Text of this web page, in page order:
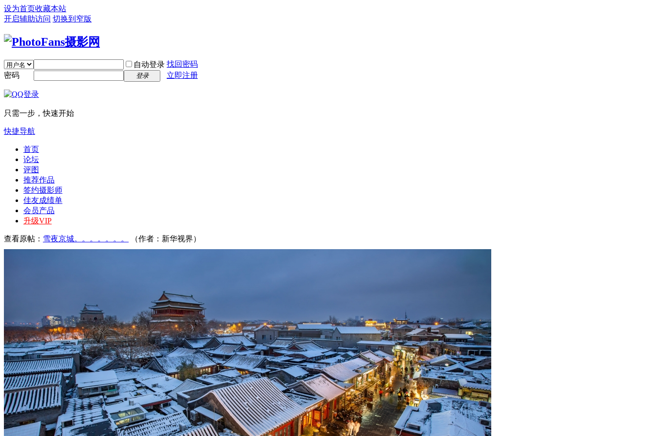
设为首页收藏本站
开启辅助访问 切换到窄版
自动登录 找回密码
密码
登录 立即注册
只需一步，快速开始
快捷导航
首页
论坛
评图
推荐作品
签约摄影师
佳友成绩单
会员产品
升级VIP
查看原帖： 雪夜京城。。。。。。。 （作者：新华视界）